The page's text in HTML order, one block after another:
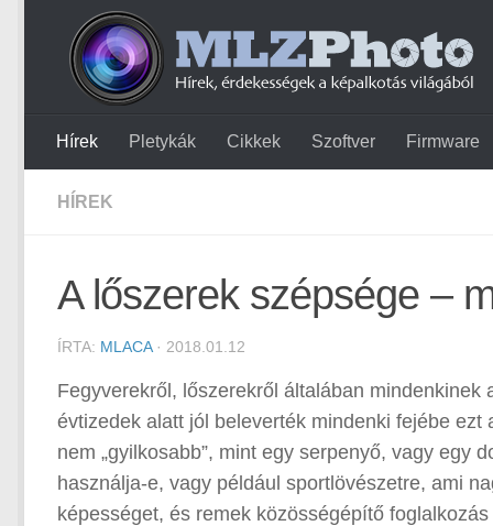
Hírek Pletykák Cikkek Szoftver Firmware
HÍREK
A lőszerek szépsége –
ÍRTA: MLACA· 2018.01.12
Fegyverekről, lőszerekről általában mindenkinek
évtizedek alatt jól beleverték mindenki fejébe
nem „gyilkosabb”, mint egy serpenyő, vagy egy
használja-e, vagy például sportlövészetre, ami
képességet, és remek közösségépítő